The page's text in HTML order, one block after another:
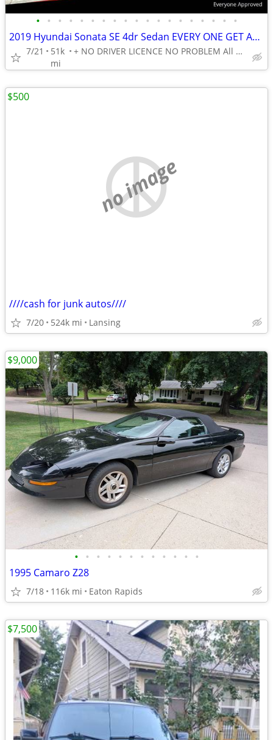
• • • • • • • • • • • • • • • • • • •
2019 Hyundai Sonata SE 4dr Sedan EVERY ONE GET APPROVED 0 DOWN
7/21
51k
mi
+ NO DRIVER LICENCE NO PROBLEM All DONE IN HOUSE PLATE TITLE
no image
////cash for junk autos////
7/20 524k mi Lansing
$500
• • • • • • • • • • • •
1995 Camaro Z28
7/18 116k mi Eaton Rapids
$9,000
$7,500